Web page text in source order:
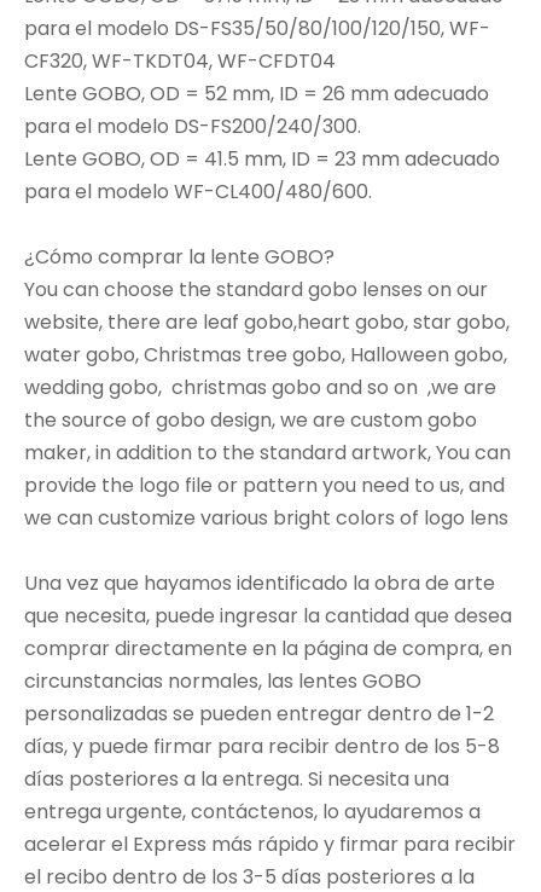
para el modelo DS-FS35/50/80/100/120/150, WF-
CF320, WF-TKDT04, WF-CFDT04
Lente GOBO, OD = 52 mm, ID = 26 mm adecuado
para el modelo DS-FS200/240/300.
Lente GOBO, OD = 41.5 mm, ID = 23 mm adecuado
para el modelo WF-CL400/480/600.
¿Cómo comprar la lente GOBO?
You can choose the standard gobo lenses on our
website, there are leaf gobo,heart gobo, star gobo,
water gobo, Christmas tree gobo, Halloween gobo,
wedding gobo, christmas gobo and so on ,we are
the source of gobo design, we are custom gobo
maker, in addition to the standard artwork, You can
provide the logo file or pattern you need to us, and
we can customize various bright colors of logo lens
Una vez que hayamos identificado la obra de arte
que necesita, puede ingresar la cantidad que desea
comprar directamente en la página de compra, en
circunstancias normales, las lentes GOBO
personalizadas se pueden entregar dentro de 1-2
días, y puede firmar para recibir dentro de los 5-8
días posteriores a la entrega. Si necesita una
entrega urgente, contáctenos, lo ayudaremos a
acelerar el Express más rápido y firmar para recibir
el recibo dentro de los 3-5 días posteriores a la